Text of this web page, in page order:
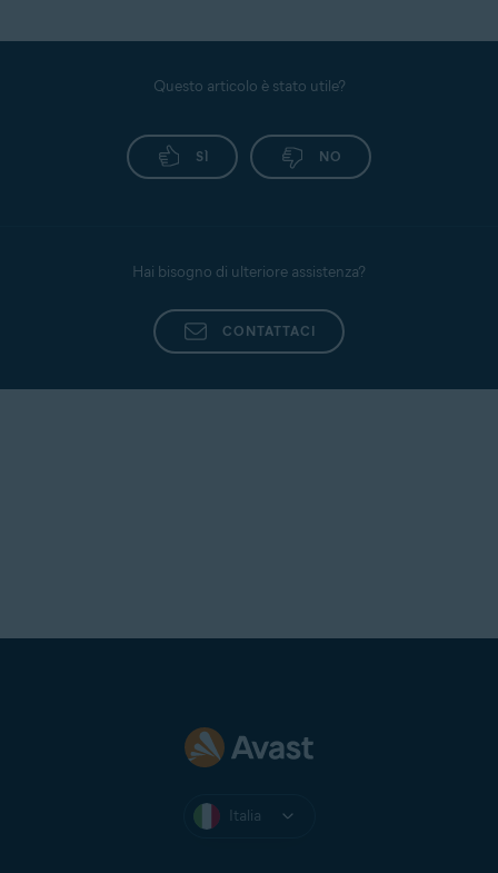
Questo articolo è stato utile?
SÌ NO
Hai bisogno di ulteriore assistenza?
CONTATTACI
Italia